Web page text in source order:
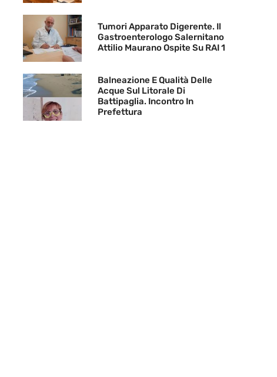
Tumori Apparato Digerente. Il
Gastroenterologo Salernitano
Attilio Maurano Ospite Su RAI 1
Balneazione E Qualità Delle
Acque Sul Litorale Di
Battipaglia. Incontro In
Prefettura